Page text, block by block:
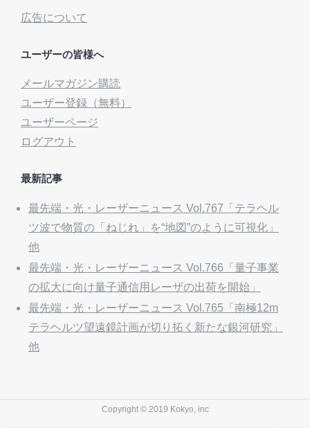
広告について
ユーザーの皆様へ
メールマガジン購読
ユーザー登録（無料）
ユーザーページ
ログアウト
最新記事
最先端・光・レーザーニュース Vol.767「テラヘル
ツ波で物質の「ねじれ」を“地図”のように可視化」
他
最先端・光・レーザーニュース Vol.766「量子事業
の拡大に向け量子通信用レーザの出荷を開始」
最先端・光・レーザーニュース Vol.765「南極12m
テラヘルツ望遠鏡計画が切り拓く新たな銀河研究」
他
Copyright © 2019 Kokyo, inc